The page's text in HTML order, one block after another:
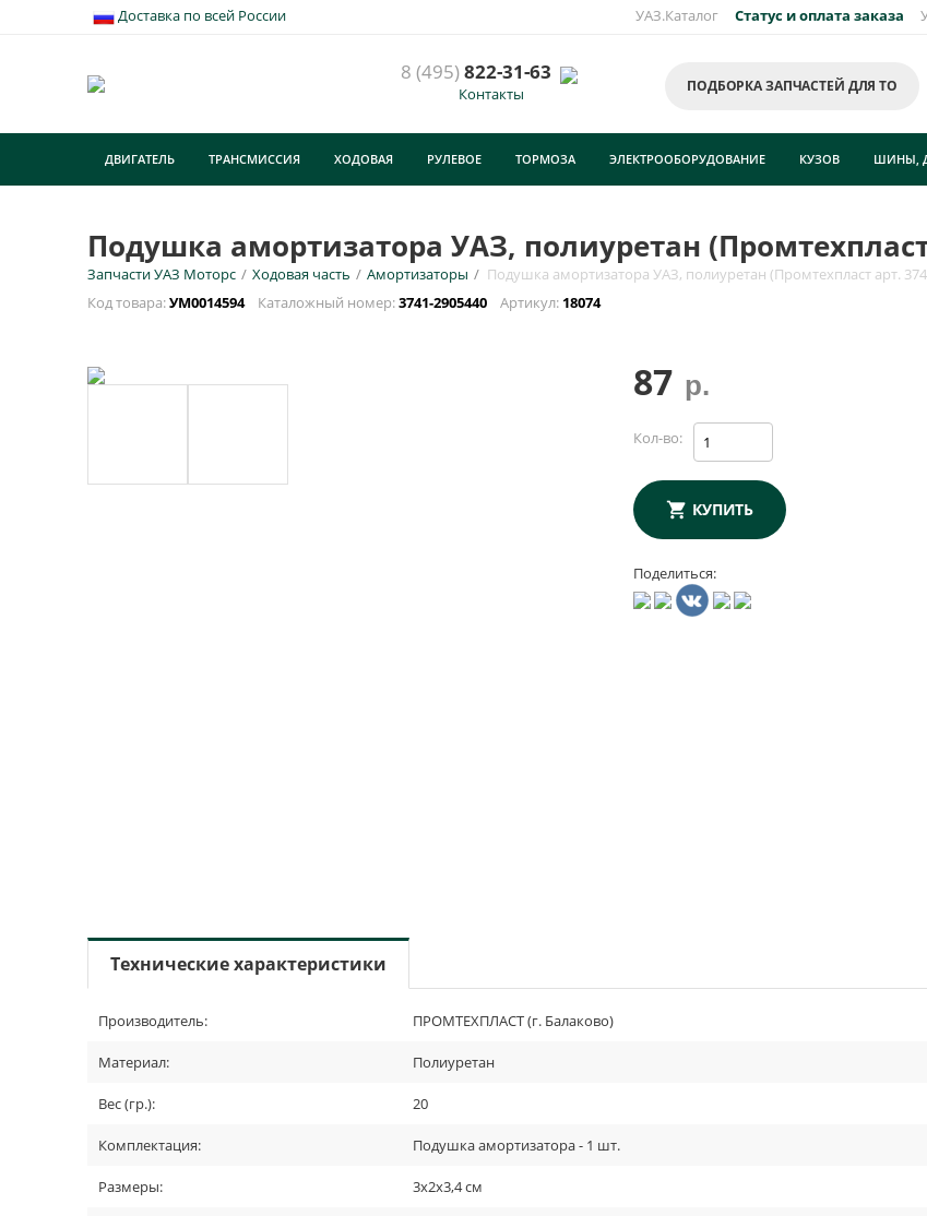
Доставка по всей России УАЗ.Каталог Статус и оплата заказа
8 (495)822-31-63
Контакты ПОДБОРКА ЗАПЧАСТЕЙ ДЛЯ ТО
ДВИГАТЕЛЬ ТРАНСМИССИЯ ХОДОВАЯ РУЛЕВОЕ ТОРМОЗА ЭЛЕКТРООБОРУДОВАНИЕ КУЗОВ ШИНЫ,
Подушка амортизатора УАЗ, полиуретан (Промтехпласт
Запчасти УАЗ Моторс / Ходовая часть / Амортизаторы / Подушка амортизатора УАЗ, полиуретан (Промтехпласт арт.
Код товара:УМ0014594 Каталожный номер:3741-2905440 Артикул: 18074
87 р.
Кол-во:
КУПИТЬ
Поделиться:
Технические характеристики
Производитель: ПРОМТЕХПЛАСТ (г. Балаково)
Материал: Полиуретан
Вес (гр.): 20
Комплектация: Подушка амортизатора - 1 шт.
Размеры: 3х2х3,4 см